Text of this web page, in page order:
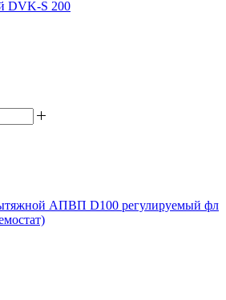
DVK‑S 200
АПВП D100 регулируемый фл